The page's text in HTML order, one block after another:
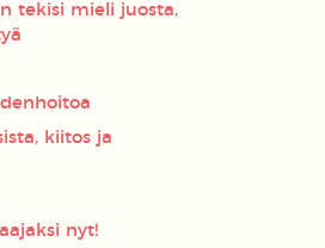
tekisi mieli juosta,
kiitos ja
nyt!